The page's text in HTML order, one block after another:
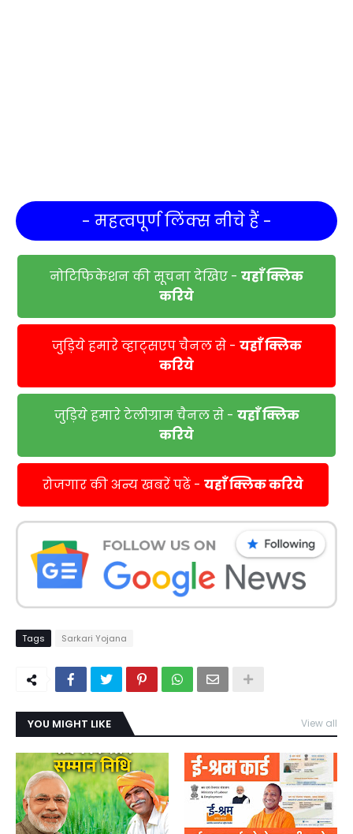
- महत्वपूर्ण लिंक्स नीचे हैं -
नोटिफिकेशन की सूचना देखिए - यहाँ क्लिक
करिये
जुड़िये हमारे व्हाट्सएप चैनल से - यहाँ क्लिक
करिये
जुड़िये हमारे टेलीग्राम चैनल से - यहाँ क्लिक
करिये
रोजगार की अन्य खबरें पढें - यहाँ क्लिक करिये
Tags Sarkari Yojana
YOU MIGHT LIKE View all